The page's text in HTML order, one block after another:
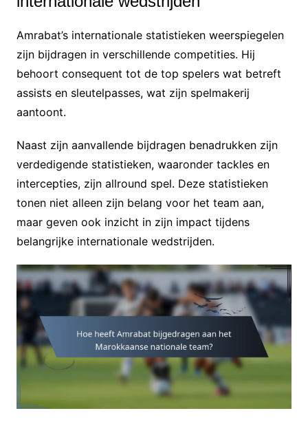
Amrabat’s internationale statistieken weerspiegelen
zijn bijdragen in verschillende competities. Hij
behoort consequent tot de top spelers wat betreft
assists en sleutelpasses, wat zijn spelmakerij
aantoont.
Naast zijn aanvallende bijdragen benadrukken zijn
verdedigende statistieken, waaronder tackles en
intercepties, zijn allround spel. Deze statistieken
tonen niet alleen zijn belang voor het team aan,
maar geven ook inzicht in zijn impact tijdens
belangrijke internationale wedstrijden.